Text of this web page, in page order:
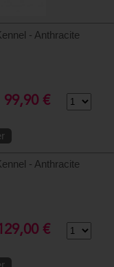
- Anthracite
99,90 €
- Anthracite
€